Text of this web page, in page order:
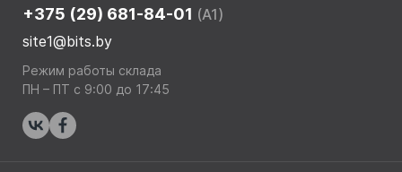
+375 (29) 681-84-01 (A1)
site1@bits.by
Режим работы склада
ПН – ПТ с 9:00 до 17:45